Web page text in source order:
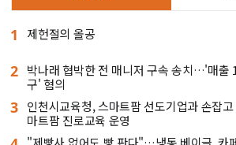
1 제헌절의 올공
2 박나래 협박한 전 매니저 구속 송치…'매출
구' 혐의
3 인천시교육청, 스마트팜 선도기업과 손잡
마트팜 진로교육 운영